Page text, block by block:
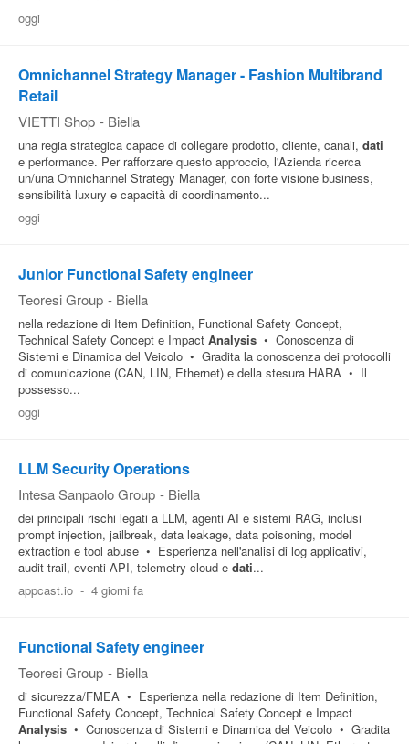
oggi
Omnichannel Strategy Manager - Fashion Multibrand
Retail
VIETTI Shop - Biella
una regia strategica capace di collegare prodotto, cliente, canali, dati
e performance. Per rafforzare questo approccio, l'Azienda ricerca
un/una Omnichannel Strategy Manager, con forte visione business,
sensibilità luxury e capacità di coordinamento...
oggi
Junior Functional Safety engineer
Teoresi Group - Biella
nella redazione di Item Definition, Functional Safety Concept,
Technical Safety Concept e Impact Analysis • Conoscenza di
Sistemi e Dinamica del Veicolo • Gradita la conoscenza dei protocolli
di comunicazione (CAN, LIN, Ethernet) e della stesura HARA • Il
possesso...
oggi
LLM Security Operations
Intesa Sanpaolo Group - Biella
dei principali rischi legati a LLM, agenti AI e sistemi RAG, inclusi
prompt injection, jailbreak, data leakage, data poisoning, model
extraction e tool abuse • Esperienza nell'analisi di log applicativi,
audit trail, eventi API, telemetry cloud e dati...
appcast.io - 4 giorni fa
Functional Safety engineer
Teoresi Group - Biella
di sicurezza/FMEA • Esperienza nella redazione di Item Definition,
Functional Safety Concept, Technical Safety Concept e Impact
Analysis • Conoscenza di Sistemi e Dinamica del Veicolo • Gradita